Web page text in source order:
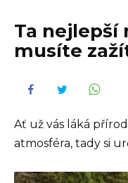
Ta nejlepší
musíte
Ať už vás láká
atmosféra, tady si